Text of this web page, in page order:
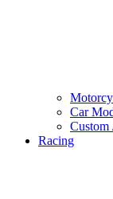
Car
Custom
Racing